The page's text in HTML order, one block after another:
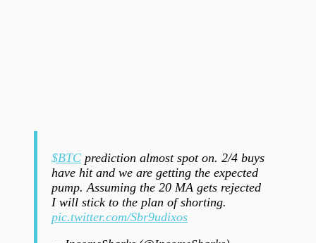
$BTC prediction almost spot on. 2/4 buys
have hit and we are getting the expected
pump. Assuming the 20 MA gets rejected
I will stick to the plan of shorting.
pic.twitter.com/Sbr9udixos